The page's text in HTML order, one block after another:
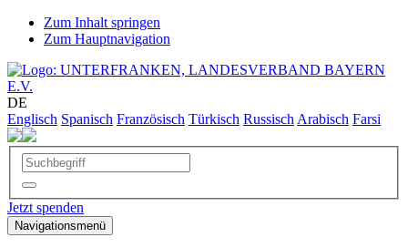
Zum Inhalt springen
Zum Hauptnavigation
DE
Englisch Spanisch Französisch Türkisch Russisch Arabisch Farsi
Jetzt spenden
Navigationsmenü